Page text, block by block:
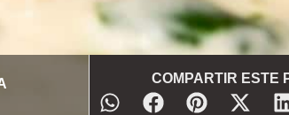
COMPARTIR ESTE